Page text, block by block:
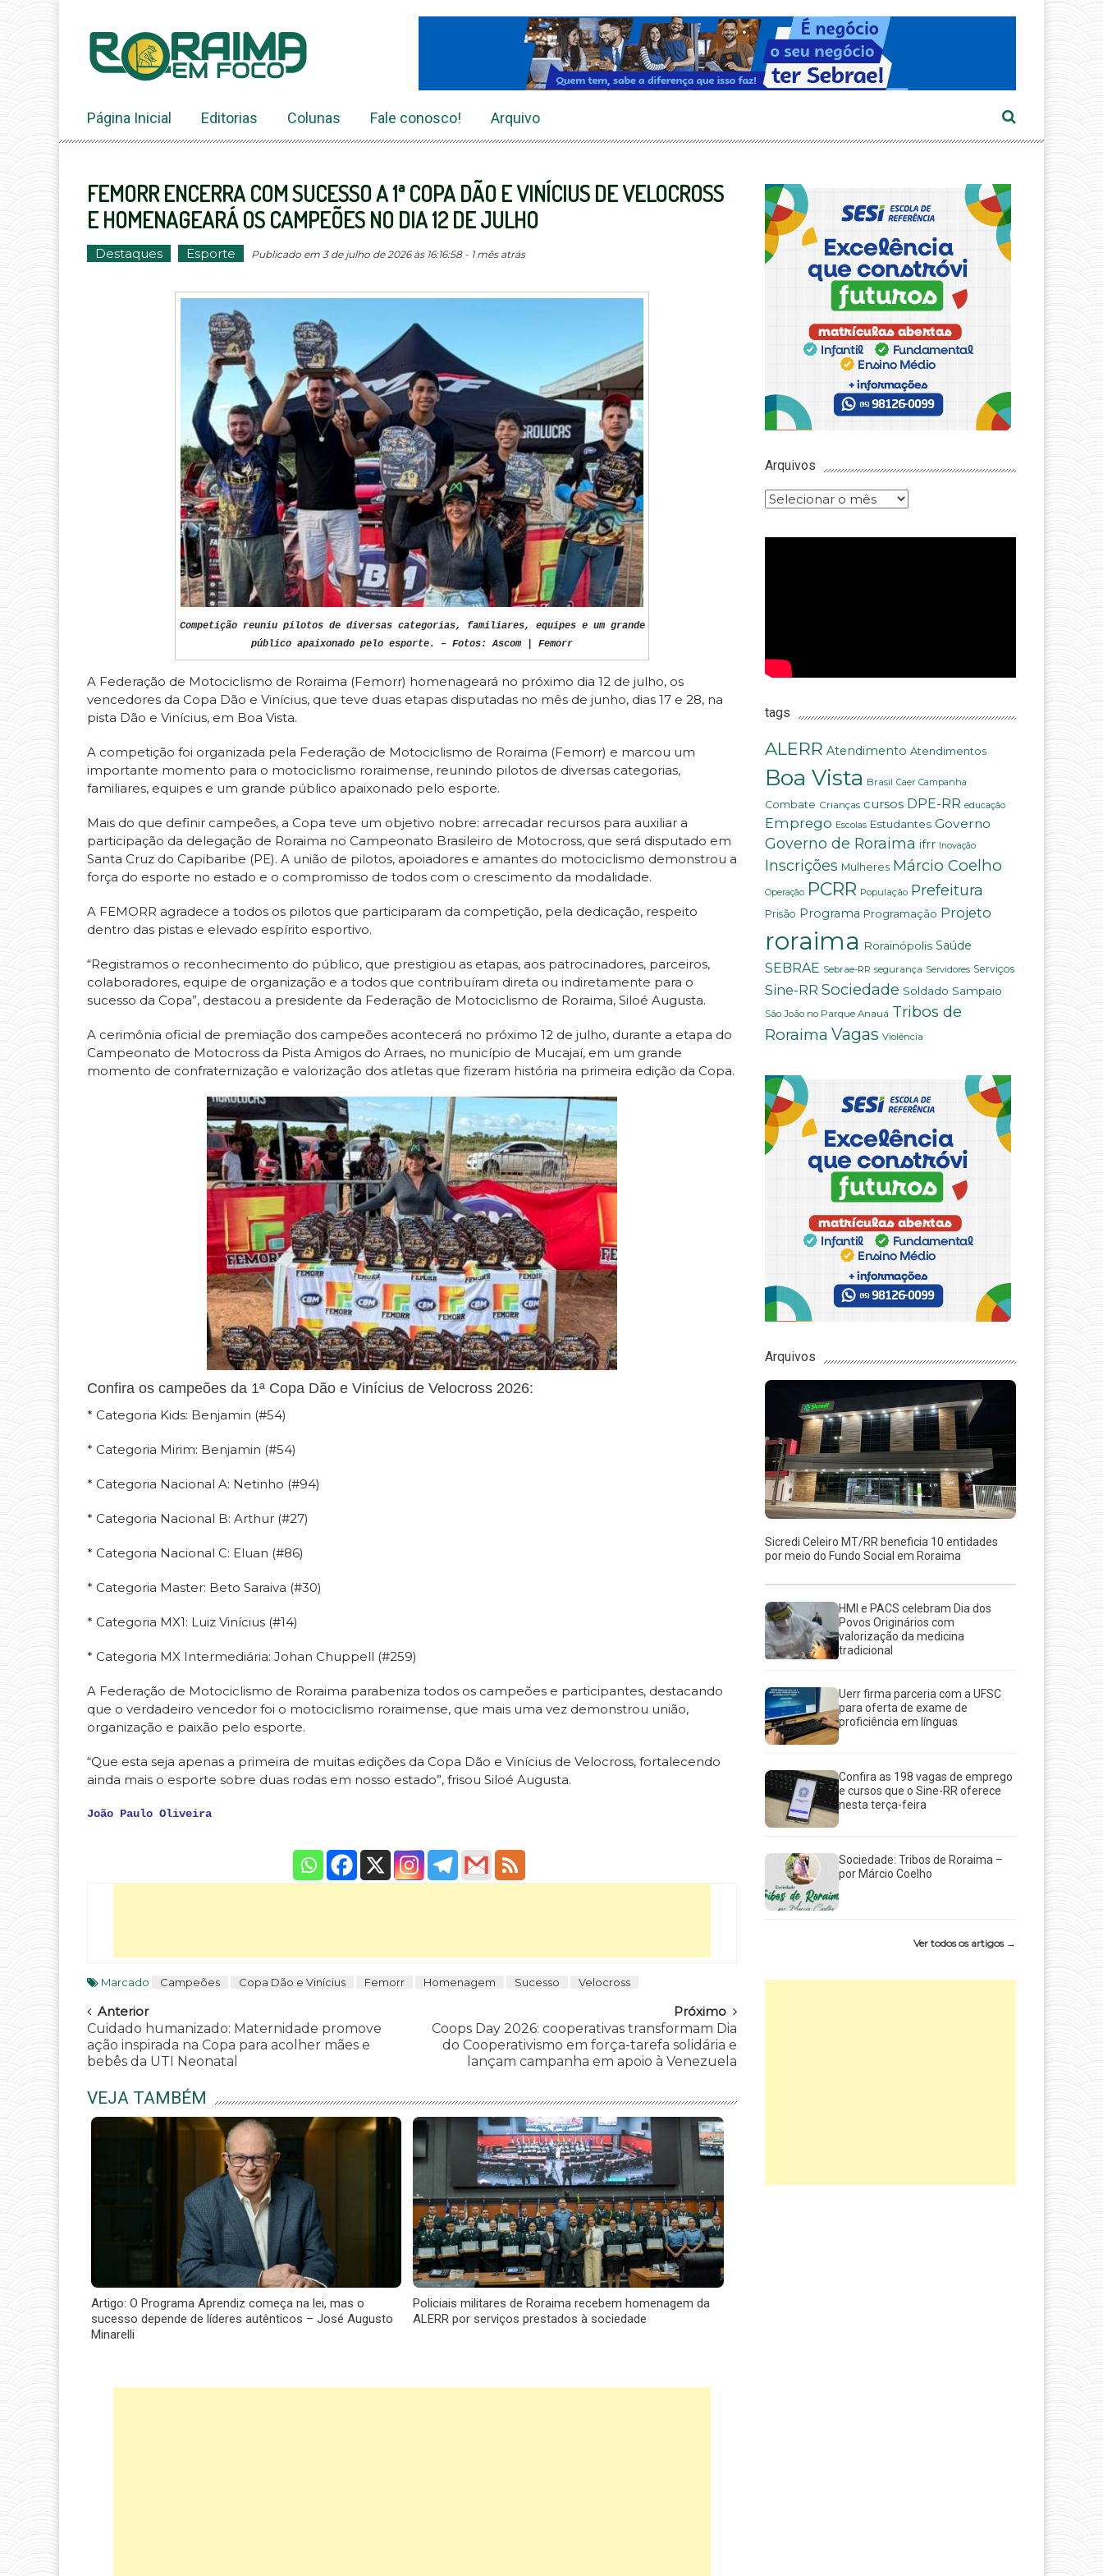
conteúdo
Página Inicial Editorias Colunas Fale conosco! Arquivo
FEMORR ENCERRA COM SUCESSO A 1ª COPA DÃO E VINÍCIUS DE VELOCROSS
E HOMENAGEARÁ OS CAMPEÕES NO DIA 12 DE JULHO
Destaques Esporte Publicado em 3 de julho de 2026 às 16:16:58 - 1 mês atrás
Competição reuniu pilotos de diversas categorias, familiares, equipes e um grande
público apaixonado pelo esporte. – Fotos: Ascom | Femorr
A Federação de Motociclismo de Roraima (Femorr) homenageará no próximo dia 12 de julho, os
vencedores da Copa Dão e Vinícius, que teve duas etapas disputadas no mês de junho, dias 17 e 28, na
pista Dão e Vinícius, em Boa Vista.
A competição foi organizada pela Federação de Motociclismo de Roraima (Femorr) e marcou um
importante momento para o motociclismo roraimense, reunindo pilotos de diversas categorias,
familiares, equipes e um grande público apaixonado pelo esporte.
Mais do que definir campeões, a Copa teve um objetivo nobre: arrecadar recursos para auxiliar a
participação da delegação de Roraima no Campeonato Brasileiro de Motocross, que será disputado em
Santa Cruz do Capibaribe (PE). A união de pilotos, apoiadores e amantes do motociclismo demonstrou a
força do esporte no estado e o compromisso de todos com o crescimento da modalidade.
A FEMORR agradece a todos os pilotos que participaram da competição, pela dedicação, respeito
dentro das pistas e elevado espírito esportivo.
“Registramos o reconhecimento do público, que prestigiou as etapas, aos patrocinadores, parceiros,
colaboradores, equipe de organização e a todos que contribuíram direta ou indiretamente para o
sucesso da Copa”, destacou a presidente da Federação de Motociclismo de Roraima, Siloé Augusta.
A cerimônia oficial de premiação dos campeões acontecerá no próximo 12 de julho, durante a etapa do
Campeonato de Motocross da Pista Amigos do Arraes, no município de Mucajaí, em um grande
momento de confraternização e valorização dos atletas que fizeram história na primeira edição da Copa.
Confira os campeões da 1ª Copa Dão e Vinícius de Velocross 2026:
* Categoria Kids: Benjamin (#54)
* Categoria Mirim: Benjamin (#54)
* Categoria Nacional A: Netinho (#94)
* Categoria Nacional B: Arthur (#27)
* Categoria Nacional C: Eluan (#86)
* Categoria Master: Beto Saraiva (#30)
* Categoria MX1: Luiz Vinícius (#14)
* Categoria MX Intermediária: Johan Chuppell (#259)
A Federação de Motociclismo de Roraima parabeniza todos os campeões e participantes, destacando
que o verdadeiro vencedor foi o motociclismo roraimense, que mais uma vez demonstrou união,
organização e paixão pelo esporte.
“Que esta seja apenas a primeira de muitas edições da Copa Dão e Vinícius de Velocross, fortalecendo
ainda mais o esporte sobre duas rodas em nosso estado”, frisou Siloé Augusta.
João Paulo Oliveira
Marcado Campeões Copa Dão e Vinícius Femorr Homenagem Sucesso Velocross
Navegar
Anterior
Cuidado humanizado: Maternidade promove
ação inspirada na Copa para acolher mães e
bebês da UTI Neonatal
Próximo
Coops Day 2026: cooperativas transformam Dia
do Cooperativismo em força-tarefa solidária e
lançam campanha em apoio à Venezuela
VEJA TAMBÉM
Artigo: O Programa Aprendiz começa na lei, mas o
sucesso depende de líderes autênticos – José Augusto
Minarelli
Policiais militares de Roraima recebem homenagem da
ALERR por serviços prestados à sociedade
Arquivos
Arquivos
tags
ALERR Atendimento Atendimentos
Boa Vista Brasil Caer Campanha
Combate Crianças cursos DPE-RR educação
Emprego Escolas Estudantes Governo
Governo de Roraima ifrr Inovação
Inscrições Mulheres Márcio Coelho
Operação PCRR População Prefeitura
Prisão Programa Programação Projeto
roraima Rorainópolis Saúde
SEBRAE Sebrae-RR segurança Servidores Serviços
Sine-RR Sociedade Soldado Sampaio
São João no Parque Anauá Tribos de
Roraima Vagas Violência
Arquivos
Sicredi Celeiro MT/RR beneficia 10 entidades
por meio do Fundo Social em Roraima
HMI e PACS celebram Dia dos
Povos Originários com
valorização da medicina
tradicional
Uerr firma parceria com a UFSC
para oferta de exame de
proficiência em línguas
Confira as 198 vagas de emprego
e cursos que o Sine-RR oferece
nesta terça-feira
Sociedade: Tribos de Roraima –
por Márcio Coelho
Ver todos os artigos →